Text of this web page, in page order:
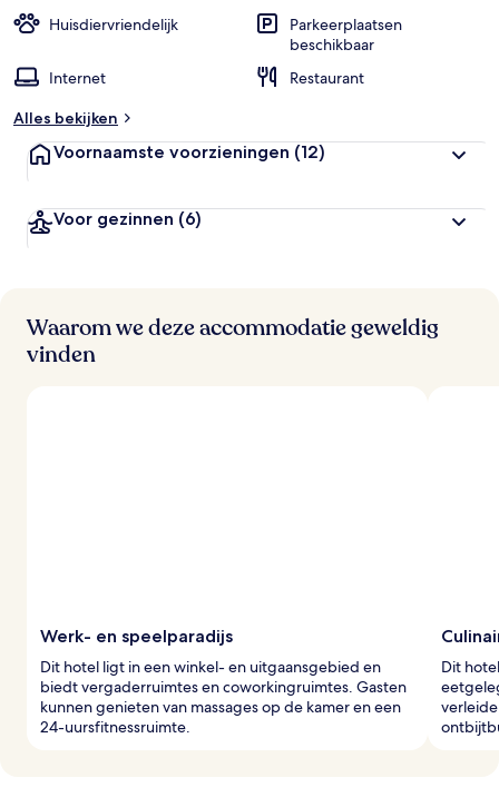
e
e
r
d
l
Huisdiervriendelijk
Parkeerplaatsen
beschikbaar
Internet
Restaurant
Alles bekijken
Voornaamste voorzieningen (12)
Voor gezinnen (6)
Waarom we deze accommodatie geweldig
vinden
Werk- en speelparadijs
Dit hotel ligt in een winkel- en uitgaansgebied en
biedt vergaderruimtes en coworkingruimtes. Gasten
kunnen genieten van massages op de kamer en een
24-uursfitnessruimte.
Dit